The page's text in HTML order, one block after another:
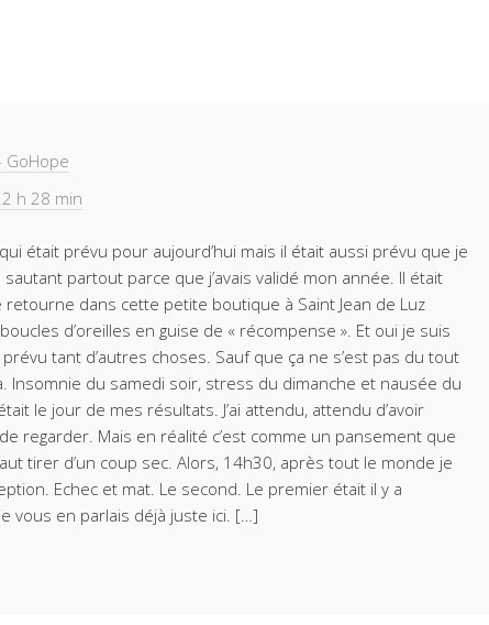
GoHope
h 28 min
était prévu pour aujourd’hui mais il était aussi prévu que je
partout parce que j’avais validé mon année. Il était
dans cette petite boutique à Saint Jean de Luz
d’oreilles en guise de « récompense ». Et oui je suis
tant d’autres choses. Sauf que ça ne s’est pas du tout
Insomnie du samedi soir, stress du dimanche et nausée du
le jour de mes résultats. J’ai attendu, attendu d’avoir
regarder. Mais en réalité c’est comme un pansement que
tirer d’un coup sec. Alors, 14h30, après tout le monde je
Echec et mat. Le second. Le premier était il y a
vous en parlais déjà juste ici. […]